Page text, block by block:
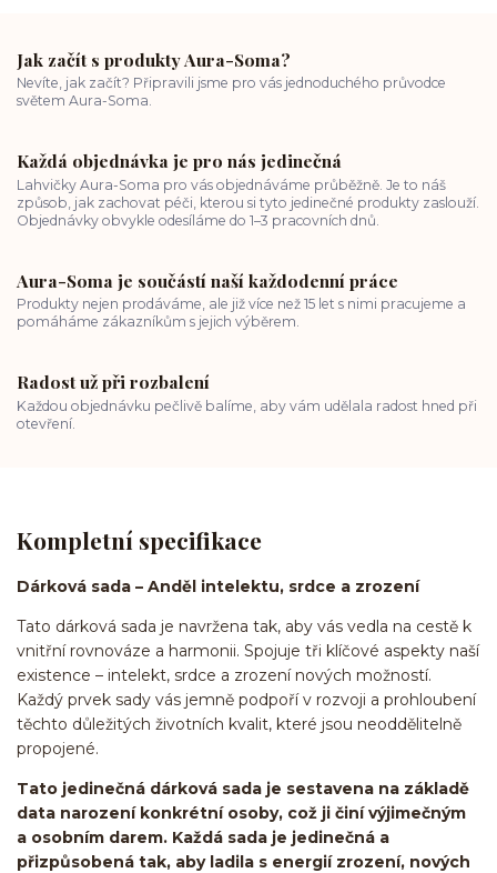
Jak začít s produkty Aura-Soma?
Nevíte, jak začít? Připravili jsme pro vás jednoduchého průvodce
světem Aura-Soma.
Každá objednávka je pro nás jedinečná
Lahvičky Aura-Soma pro vás objednáváme průběžně. Je to náš
způsob, jak zachovat péči, kterou si tyto jedinečné produkty zaslouží.
Objednávky obvykle odesíláme do 1–3 pracovních dnů.
Aura-Soma je součástí naší každodenní práce
Produkty nejen prodáváme, ale již více než 15 let s nimi pracujeme a
pomáháme zákazníkům s jejich výběrem.
Radost už při rozbalení
Každou objednávku pečlivě balíme, aby vám udělala radost hned při
otevření.
Kompletní specifikace
Dárková sada – Anděl intelektu, srdce a zrození
Tato dárková sada je navržena tak, aby vás vedla na cestě k
vnitřní rovnováze a harmonii. Spojuje tři klíčové aspekty naší
existence – intelekt, srdce a zrození nových možností.
Každý prvek sady vás jemně podpoří v rozvoji a prohloubení
těchto důležitých životních kvalit, které jsou neoddělitelně
propojené.
Tato jedinečná dárková sada je sestavena na základě
data narození konkrétní osoby, což ji činí výjimečným
a osobním darem. Každá sada je jedinečná a
přizpůsobená tak, aby ladila s energií zrození, nových